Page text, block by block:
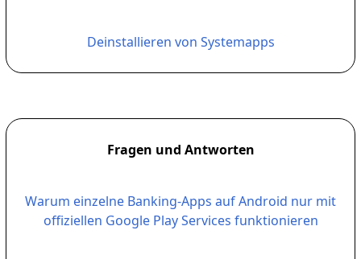
Deinstallieren von Systemapps
Fragen und Antworten
Warum einzelne Banking-Apps auf Android nur mit
offiziellen Google Play Services funktionieren